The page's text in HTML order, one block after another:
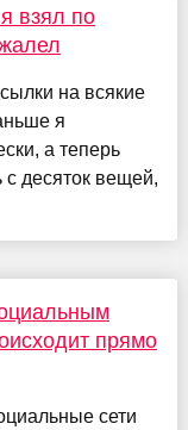
взял по
на всякие
я
а теперь
с десяток вещей,
прямо
сети